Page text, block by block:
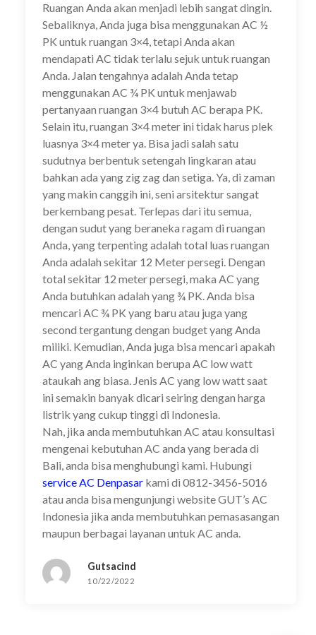
Ruangan Anda akan menjadi lebih sangat dingin.
Sebaliknya, Anda juga bisa menggunakan AC ½
PK untuk ruangan 3×4, tetapi Anda akan
mendapati AC tidak terlalu sejuk untuk ruangan
Anda. Jalan tengahnya adalah Anda tetap
menggunakan AC ¾ PK untuk menjawab
pertanyaan ruangan 3×4 butuh AC berapa PK.
Selain itu, ruangan 3×4 meter ini tidak harus plek
luasnya 3×4 meter ya. Bisa jadi salah satu
sudutnya berbentuk setengah lingkaran atau
bahkan ada yang zig zag dan setiga. Ya, di zaman
yang makin canggih ini, seni arsitektur sangat
berkembang pesat. Terlepas dari itu semua,
dengan sudut yang beraneka ragam di ruangan
Anda, yang terpenting adalah total luas ruangan
Anda adalah sekitar 12 Meter persegi. Dengan
total sekitar 12 meter persegi, maka AC yang
Anda butuhkan adalah yang ¾ PK. Anda bisa
mencari AC ¾ PK yang baru atau juga yang
second tergantung dengan budget yang Anda
miliki. Kemudian, Anda juga bisa mencari apakah
AC yang Anda inginkan berupa AC low watt
ataukah ang biasa. Jenis AC yang low watt saat
ini semakin banyak dicari seiring dengan harga
listrik yang cukup tinggi di Indonesia.
Nah, jika anda membutuhkan AC atau konsultasi
mengenai kebutuhan AC anda yang berada di
Bali, anda bisa menghubungi kami. Hubungi
service AC Denpasar kami di 0812-3456-5016
atau anda bisa mengunjungi website GUT’s AC
Indonesia jika anda membutuhkan pemasasangan
maupun berbagai layanan untuk AC anda.
Gutsacind
10/22/2022